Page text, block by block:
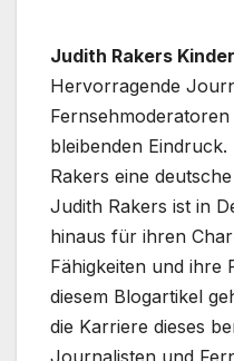
Judith Rakers
Hervorragende
bleibenden
Rakers eine
Judith Rakers ist in
hinaus für ihren
Fähigkeiten und ihre
diesem Blogartikel
die Karriere dieses